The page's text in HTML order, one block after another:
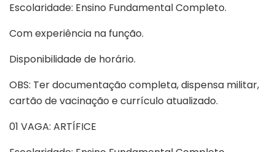
Escolaridade: Ensino Fundamental Completo.
Com experiência na função.
Disponibilidade de horário.
OBS: Ter documentação completa, dispensa militar,
cartão de vacinação e currículo atualizado.
01 VAGA: ARTÍFICE